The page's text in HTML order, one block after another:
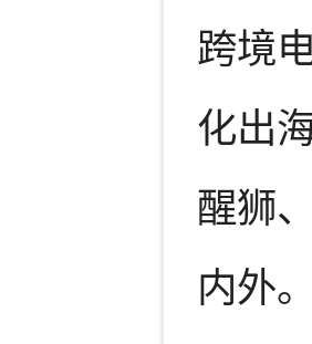
跨境
化出
醒狮
内外